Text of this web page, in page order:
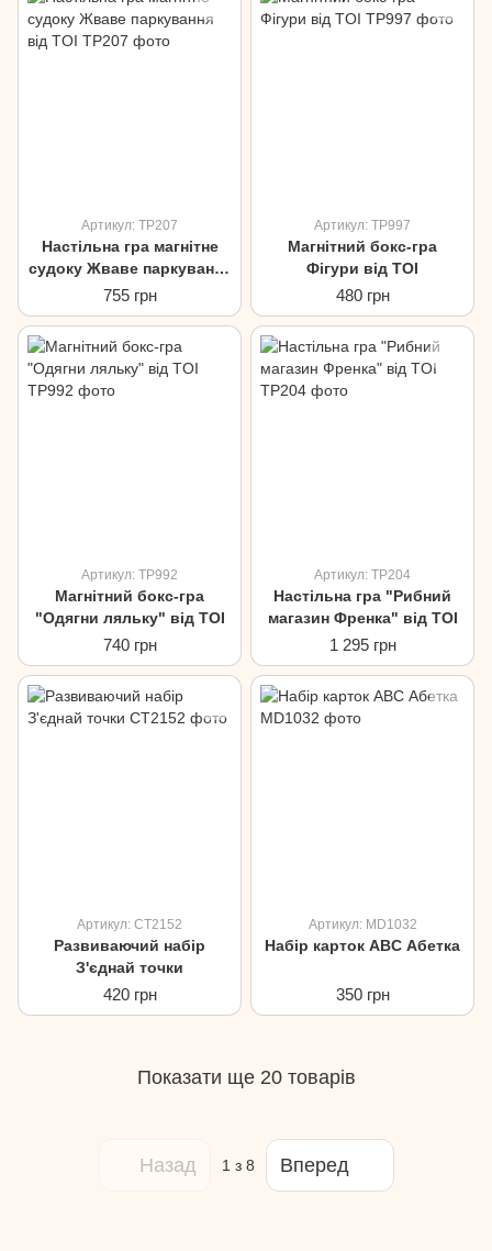
Артикул: TP207
Настільна гра магнітне
судоку Жваве паркування
від TOI
755 грн
Артикул: TP997
Магнітний бокс-гра
Фігури від TOI
480 грн
Артикул: TP992
Магнітний бокс-гра
"Одягни ляльку" від TOI
740 грн
Артикул: TP204
Настільна гра "Рибний
магазин Френка" від TOI
1 295 грн
Артикул: CT2152
Развиваючий набір
З'єднай точки
420 грн
Артикул: MD1032
Набір карток ABC Абетка
350 грн
Показати ще 20 товарів
Назад 1 з 8 Вперед